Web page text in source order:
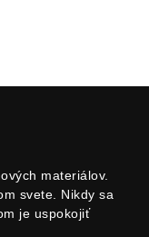
Ind...
99,9 % -
P...
materiálov.
svete. Nikdy sa
je uspokojiť